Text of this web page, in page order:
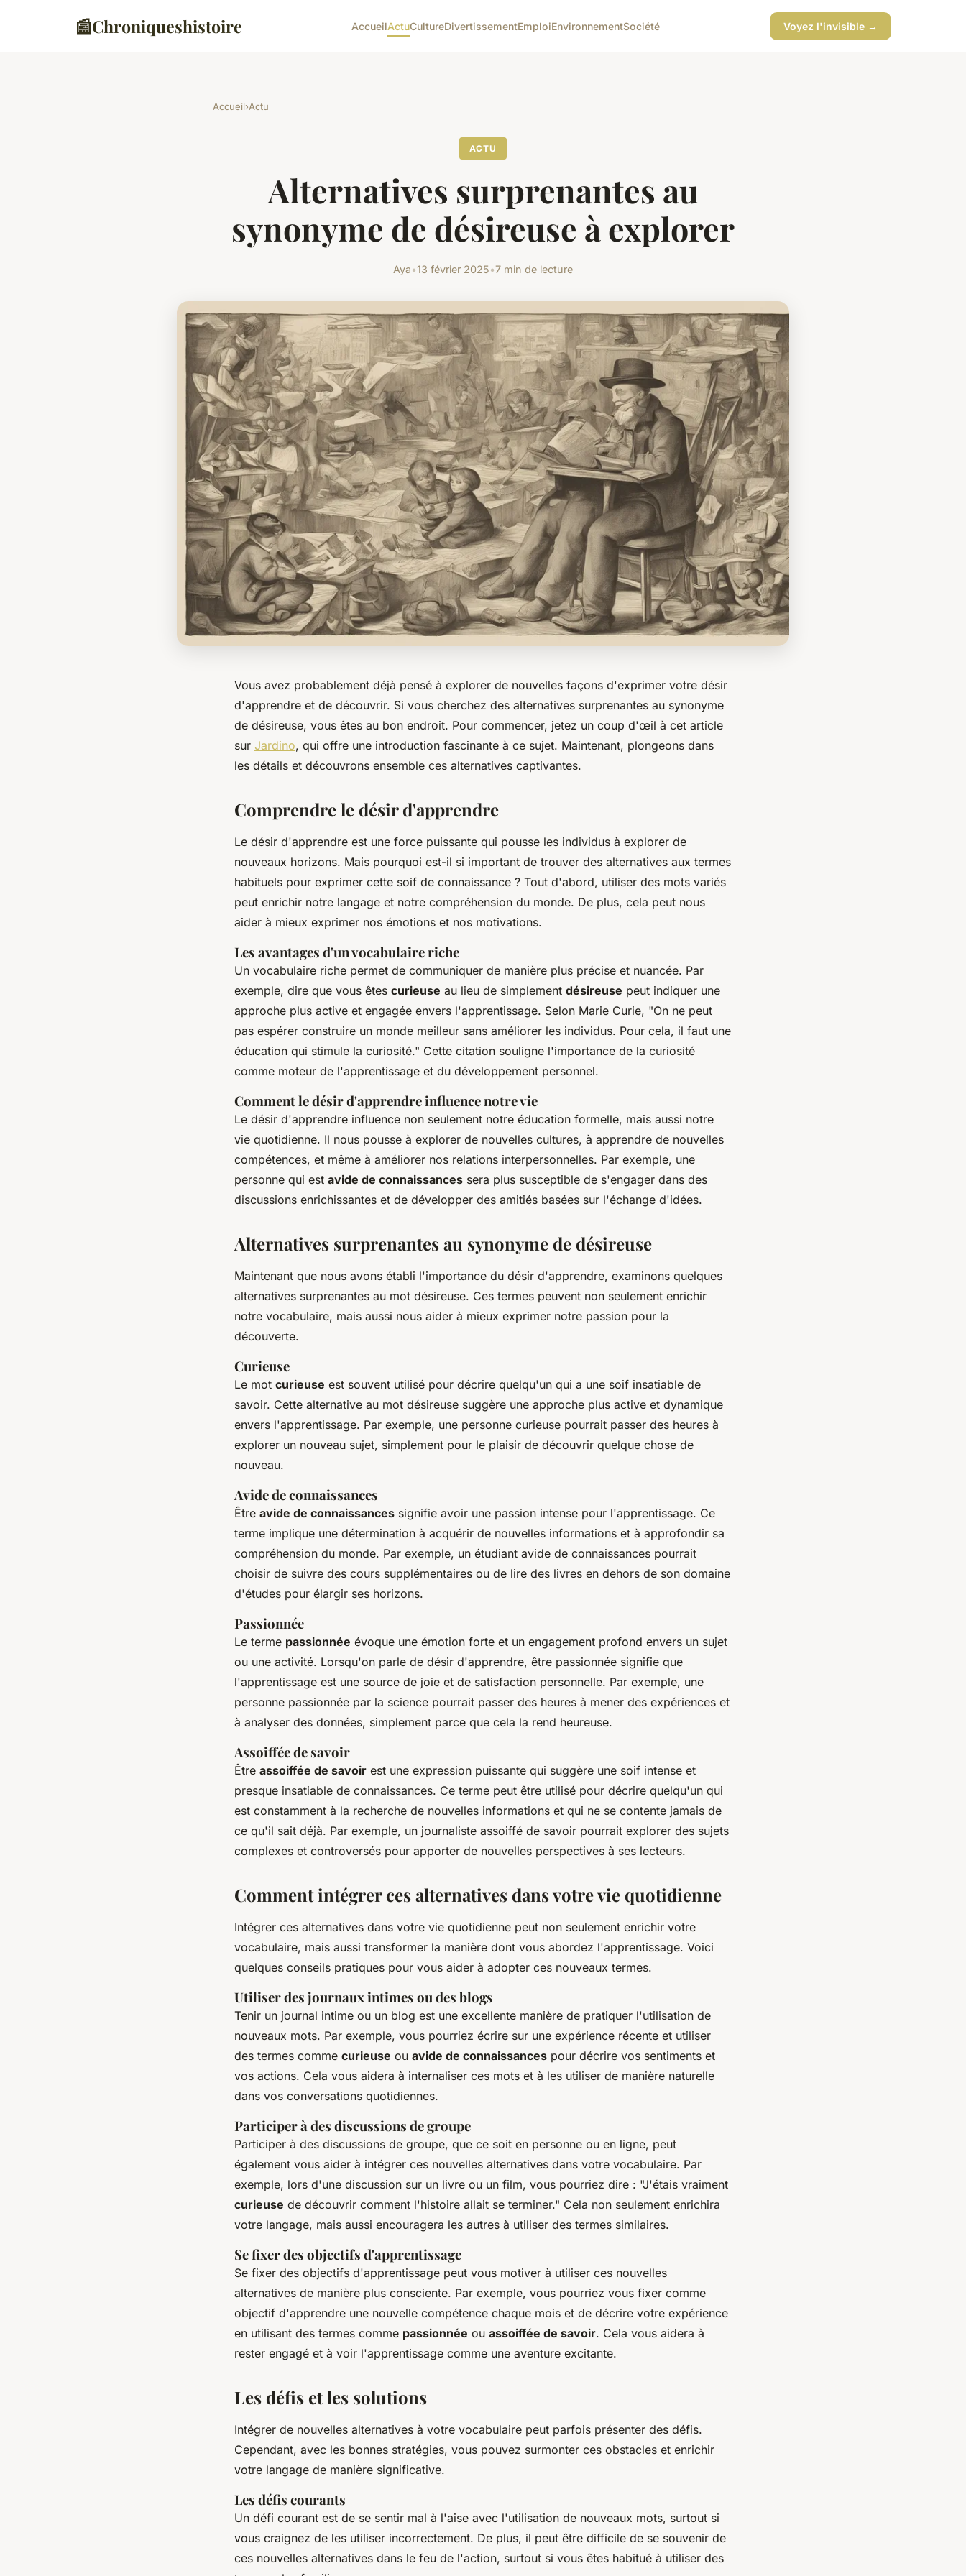
📰Chroniqueshistoire AccueilActuCultureDivertissementEmploiEnvironnementSociété Voyez l'invisible →
Accueil›Actu
ACTU
Alternatives surprenantes au
synonyme de désireuse à explorer
Aya•13 février 2025•7 min de lecture
Vous avez probablement déjà pensé à explorer de nouvelles façons d'exprimer votre désir
d'apprendre et de découvrir. Si vous cherchez des alternatives surprenantes au synonyme
de désireuse, vous êtes au bon endroit. Pour commencer, jetez un coup d'œil à cet article
sur Jardino, qui offre une introduction fascinante à ce sujet. Maintenant, plongeons dans
les détails et découvrons ensemble ces alternatives captivantes.
Comprendre le désir d'apprendre
Le désir d'apprendre est une force puissante qui pousse les individus à explorer de
nouveaux horizons. Mais pourquoi est-il si important de trouver des alternatives aux termes
habituels pour exprimer cette soif de connaissance ? Tout d'abord, utiliser des mots variés
peut enrichir notre langage et notre compréhension du monde. De plus, cela peut nous
aider à mieux exprimer nos émotions et nos motivations.
Les avantages d'un vocabulaire riche
Un vocabulaire riche permet de communiquer de manière plus précise et nuancée. Par
exemple, dire que vous êtes curieuse au lieu de simplement désireuse peut indiquer une
approche plus active et engagée envers l'apprentissage. Selon Marie Curie, "On ne peut
pas espérer construire un monde meilleur sans améliorer les individus. Pour cela, il faut une
éducation qui stimule la curiosité." Cette citation souligne l'importance de la curiosité
comme moteur de l'apprentissage et du développement personnel.
Comment le désir d'apprendre influence notre vie
Le désir d'apprendre influence non seulement notre éducation formelle, mais aussi notre
vie quotidienne. Il nous pousse à explorer de nouvelles cultures, à apprendre de nouvelles
compétences, et même à améliorer nos relations interpersonnelles. Par exemple, une
personne qui est avide de connaissances sera plus susceptible de s'engager dans des
discussions enrichissantes et de développer des amitiés basées sur l'échange d'idées.
Alternatives surprenantes au synonyme de désireuse
Maintenant que nous avons établi l'importance du désir d'apprendre, examinons quelques
alternatives surprenantes au mot désireuse. Ces termes peuvent non seulement enrichir
notre vocabulaire, mais aussi nous aider à mieux exprimer notre passion pour la
découverte.
Curieuse
Le mot curieuse est souvent utilisé pour décrire quelqu'un qui a une soif insatiable de
savoir. Cette alternative au mot désireuse suggère une approche plus active et dynamique
envers l'apprentissage. Par exemple, une personne curieuse pourrait passer des heures à
explorer un nouveau sujet, simplement pour le plaisir de découvrir quelque chose de
nouveau.
Avide de connaissances
Être avide de connaissances signifie avoir une passion intense pour l'apprentissage. Ce
terme implique une détermination à acquérir de nouvelles informations et à approfondir sa
compréhension du monde. Par exemple, un étudiant avide de connaissances pourrait
choisir de suivre des cours supplémentaires ou de lire des livres en dehors de son domaine
d'études pour élargir ses horizons.
Passionnée
Le terme passionnée évoque une émotion forte et un engagement profond envers un sujet
ou une activité. Lorsqu'on parle de désir d'apprendre, être passionnée signifie que
l'apprentissage est une source de joie et de satisfaction personnelle. Par exemple, une
personne passionnée par la science pourrait passer des heures à mener des expériences et
à analyser des données, simplement parce que cela la rend heureuse.
Assoiffée de savoir
Être assoiffée de savoir est une expression puissante qui suggère une soif intense et
presque insatiable de connaissances. Ce terme peut être utilisé pour décrire quelqu'un qui
est constamment à la recherche de nouvelles informations et qui ne se contente jamais de
ce qu'il sait déjà. Par exemple, un journaliste assoiffé de savoir pourrait explorer des sujets
complexes et controversés pour apporter de nouvelles perspectives à ses lecteurs.
Comment intégrer ces alternatives dans votre vie quotidienne
Intégrer ces alternatives dans votre vie quotidienne peut non seulement enrichir votre
vocabulaire, mais aussi transformer la manière dont vous abordez l'apprentissage. Voici
quelques conseils pratiques pour vous aider à adopter ces nouveaux termes.
Utiliser des journaux intimes ou des blogs
Tenir un journal intime ou un blog est une excellente manière de pratiquer l'utilisation de
nouveaux mots. Par exemple, vous pourriez écrire sur une expérience récente et utiliser
des termes comme curieuse ou avide de connaissances pour décrire vos sentiments et
vos actions. Cela vous aidera à internaliser ces mots et à les utiliser de manière naturelle
dans vos conversations quotidiennes.
Participer à des discussions de groupe
Participer à des discussions de groupe, que ce soit en personne ou en ligne, peut
également vous aider à intégrer ces nouvelles alternatives dans votre vocabulaire. Par
exemple, lors d'une discussion sur un livre ou un film, vous pourriez dire : "J'étais vraiment
curieuse de découvrir comment l'histoire allait se terminer." Cela non seulement enrichira
votre langage, mais aussi encouragera les autres à utiliser des termes similaires.
Se fixer des objectifs d'apprentissage
Se fixer des objectifs d'apprentissage peut vous motiver à utiliser ces nouvelles
alternatives de manière plus consciente. Par exemple, vous pourriez vous fixer comme
objectif d'apprendre une nouvelle compétence chaque mois et de décrire votre expérience
en utilisant des termes comme passionnée ou assoiffée de savoir. Cela vous aidera à
rester engagé et à voir l'apprentissage comme une aventure excitante.
Les défis et les solutions
Intégrer de nouvelles alternatives à votre vocabulaire peut parfois présenter des défis.
Cependant, avec les bonnes stratégies, vous pouvez surmonter ces obstacles et enrichir
votre langage de manière significative.
Les défis courants
Un défi courant est de se sentir mal à l'aise avec l'utilisation de nouveaux mots, surtout si
vous craignez de les utiliser incorrectement. De plus, il peut être difficile de se souvenir de
ces nouvelles alternatives dans le feu de l'action, surtout si vous êtes habitué à utiliser des